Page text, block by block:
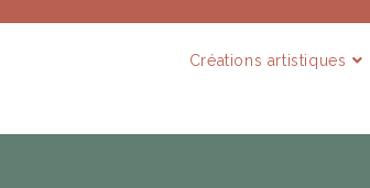
Créations artistiques